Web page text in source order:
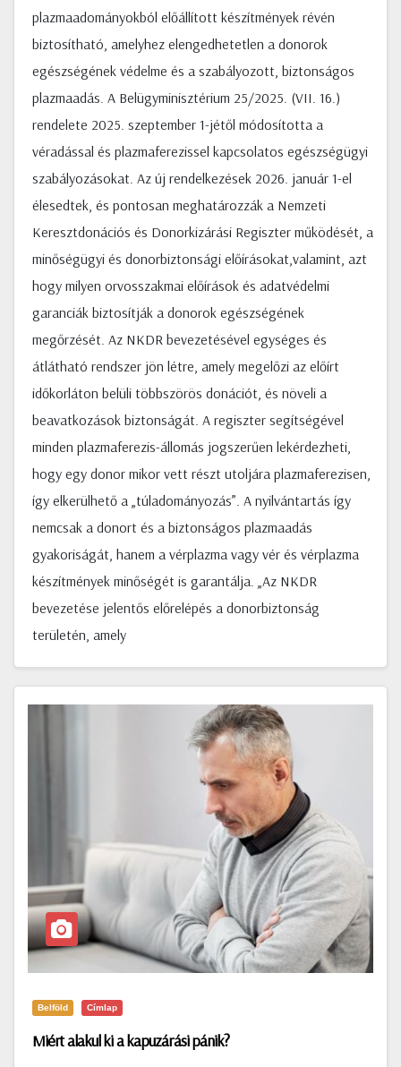
plazmaadományokból előállított készítmények révén
biztosítható, amelyhez elengedhetetlen a donorok
egészségének védelme és a szabályozott, biztonságos
plazmaadás. A Belügyminisztérium 25/2025. (VII. 16.)
rendelete 2025. szeptember 1-jétől módosította a
véradással és plazmaferezissel kapcsolatos egészségügyi
szabályozásokat. Az új rendelkezések 2026. január 1-el
élesedtek, és pontosan meghatározzák a Nemzeti
Keresztdonációs és Donorkizárási Regiszter működését, a
minőségügyi és donorbiztonsági előírásokat,valamint, azt
hogy milyen orvosszakmai előírások és adatvédelmi
garanciák biztosítják a donorok egészségének
megőrzését. Az NKDR bevezetésével egységes és
átlátható rendszer jön létre, amely megelőzi az előírt
időkorláton belüli többszörös donációt, és növeli a
beavatkozások biztonságát. A regiszter segítségével
minden plazmaferezis-állomás jogszerűen lekérdezheti,
hogy egy donor mikor vett részt utoljára plazmaferezisen,
így elkerülhető a „túladományozás”. A nyilvántartás így
nemcsak a donort és a biztonságos plazmaadás
gyakoriságát, hanem a vérplazma vagy vér és vérplazma
készítmények minőségét is garantálja. „Az NKDR
bevezetése jelentős előrelépés a donorbiztonság
területén, amely
Belföld Címlap
Miért alakul ki a kapuzárási pánik?